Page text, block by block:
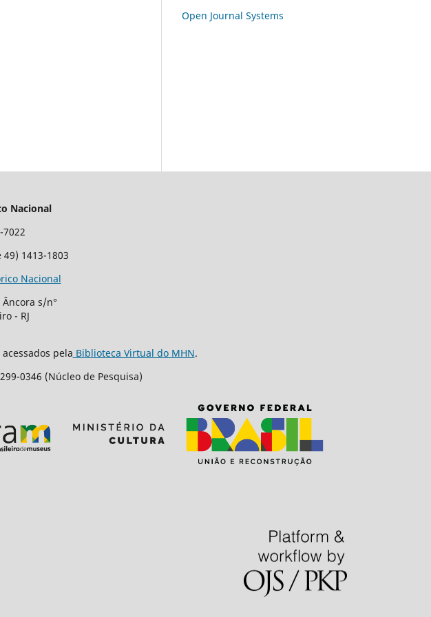
Open Journal Systems
Nacional
7022
1413-1803
Nacional
s/n°
- RJ
pela Biblioteca Virtual do MHN.
0346 (Núcleo de Pesquisa)